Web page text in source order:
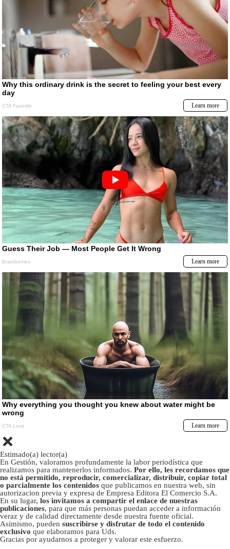
Estimado(a) lector(a)
En Gestión, valoramos profundamente la labor periodística que
realizamos para mantenerlos informados. Por ello, les recordamos que
no está permitido, reproducir, comercializar, distribuir, copiar total
o parcialmente los contenidos que publicamos en nuestra web, sin
autorizacion previa y expresa de Empresa Editora El Comercio S.A.
En su lugar, los invitamos a compartir el enlace de nuestras
publicaciones, para que más personas puedan acceder a información
veraz y de calidad directamente desde nuestra fuente oficial.
Asimismo, pueden suscribirse y disfrutar de todo el contenido
exclusivo que elaboramos para Uds.
Gracias por ayudarnos a proteger y valorar este esfuerzo.